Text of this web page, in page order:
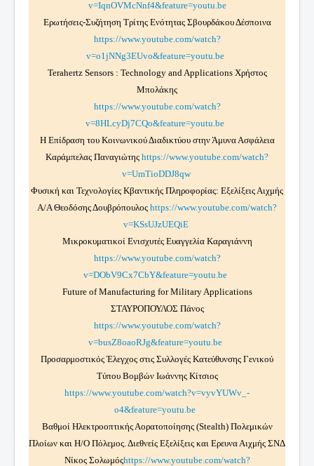
v=IqnOVMcNnf4&feature=youtu.be
Ερωτήσεις-Συζήτηση Τρίτης Ενότητας Σβουρδάκου Δέσποινα
https://www.youtube.com/watch?
v=o1jNNg3EUvo&feature=youtu.be
Terahertz Sensors : Technology and Applications Χρήστος
Μπολάκης
https://www.youtube.com/watch?
v=8HLcyDj7CQo&feature=youtu.be
Η Επίδραση του Κοινωνικού Διαδικτύου στην Άμυνα Ασφάλεια
Καράμπελας Παναγιώτης https://www.youtube.com/watch?
v=UmTioDDJ8qw
Φυσική και Τεχνολογίες Κβαντικής Πληροφορίας: Εξελίξεις Αιχμής
Α/Α Θεοδόσης Δουβρόπουλος https://www.youtube.com/watch?
v=KSsUJzUEQiE
Μικροκυματικοί Ενισχυτές Ευαγγελία Καραγιάννη
https://www.youtube.com/watch?
v=DObV9Cx7CbY&feature=youtu.be
Future of Manufacturing for Military Applications
ΣΤΑΥΡΟΠΟΥΛΟΣ Πάνος
https://www.youtube.com/watch?
v=busZ8oaoRJg&feature=youtu.be
Προσαρμοστικός Έλεγχος στις Συλλογές Κατεύθυνσης Γενικού
Τύπου Βομβών Ιωάννης Κίτσιος
https://www.youtube.com/watch?v=vyvYUWv_-
o4&feature=youtu.be
Βαθμοί Ηλεκτροοπτικής Αορατοποίησης (Stealth) Πολεμικών
Πλοίων και Η/Ο Πόλεμος. Διεθνείς Εξελίξεις και Ερευνα Αιχμής ΣΝΔ
Νίκος Σολωμόςhttps://www.youtube.com/watch?